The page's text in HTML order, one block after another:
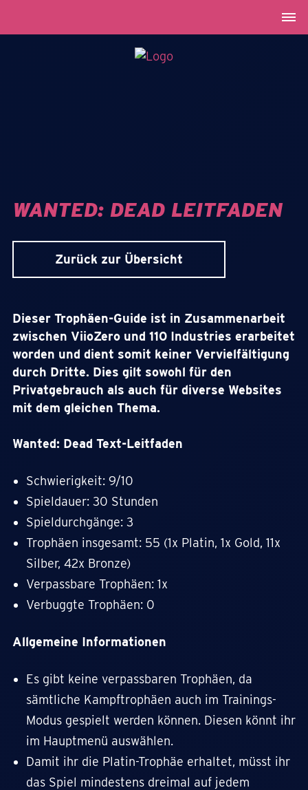
WANTED: DEAD LEITFADEN
Zurück zur Übersicht
Dieser Trophäen-Guide ist in Zusammenarbeit
zwischen ViioZero und 110 Industries erarbeitet
worden und dient somit keiner Vervielfältigung
durch Dritte. Dies gilt sowohl für den
Privatgebrauch als auch für diverse Websites
mit dem gleichen Thema.
Wanted: Dead Text-Leitfaden
Schwierigkeit: 9/10
Spieldauer: 30 Stunden
Spieldurchgänge: 3
Trophäen insgesamt: 55 (1x Platin, 1x Gold, 11x
Silber, 42x Bronze)
Verpassbare Trophäen: 1x
Verbuggte Trophäen: 0
Allgemeine Informationen
Es gibt keine verpassbaren Trophäen, da
sämtliche Kampftrophäen auch im Trainings-
Modus gespielt werden können. Diesen könnt ihr
im Hauptmenü auswählen.
Damit ihr die Platin-Trophäe erhaltet, müsst ihr
das Spiel mindestens dreimal auf jedem